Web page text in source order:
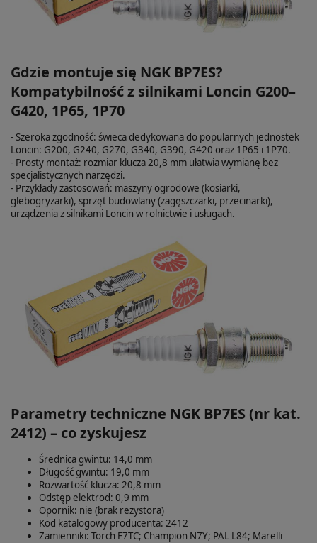
Gdzie montuje się NGK BP7ES?
Kompatybilność z silnikami Loncin G200–
G420, 1P65, 1P70
- Szeroka zgodność: świeca dedykowana do popularnych jednostek
Loncin: G200, G240, G270, G340, G390, G420 oraz 1P65 i 1P70.
- Prosty montaż: rozmiar klucza 20,8 mm ułatwia wymianę bez
specjalistycznych narzędzi.
- Przykłady zastosowań: maszyny ogrodowe (kosiarki,
glebogryzarki), sprzęt budowlany (zagęszczarki, przecinarki),
urządzenia z silnikami Loncin w rolnictwie i usługach.
Parametry techniczne NGK BP7ES (nr kat.
2412) – co zyskujesz
Średnica gwintu: 14,0 mm
Długość gwintu: 19,0 mm
Rozwartość klucza: 20,8 mm
Odstęp elektrod: 0,9 mm
Opornik: nie (brak rezystora)
Kod katalogowy producenta: 2412
Zamienniki: Torch F7TC; Champion N7Y; PAL L84; Marelli